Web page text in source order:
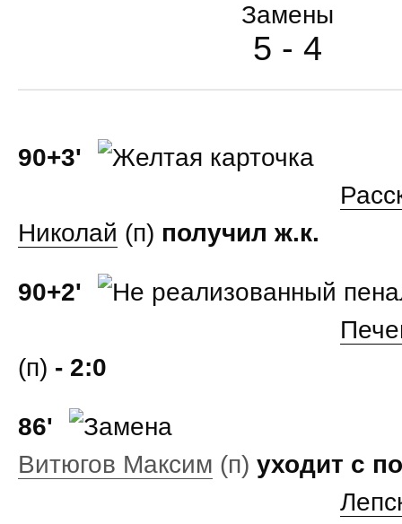
Замены
5 - 4
90+3'
Николай (п) получил ж.к.
90+2'
(п) - 2:0
86'
Витюгов Максим (п) уходит с